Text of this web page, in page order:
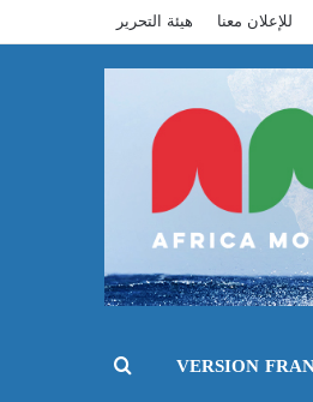
للإعلان معنا هيئة التحرير
VERSION بحث